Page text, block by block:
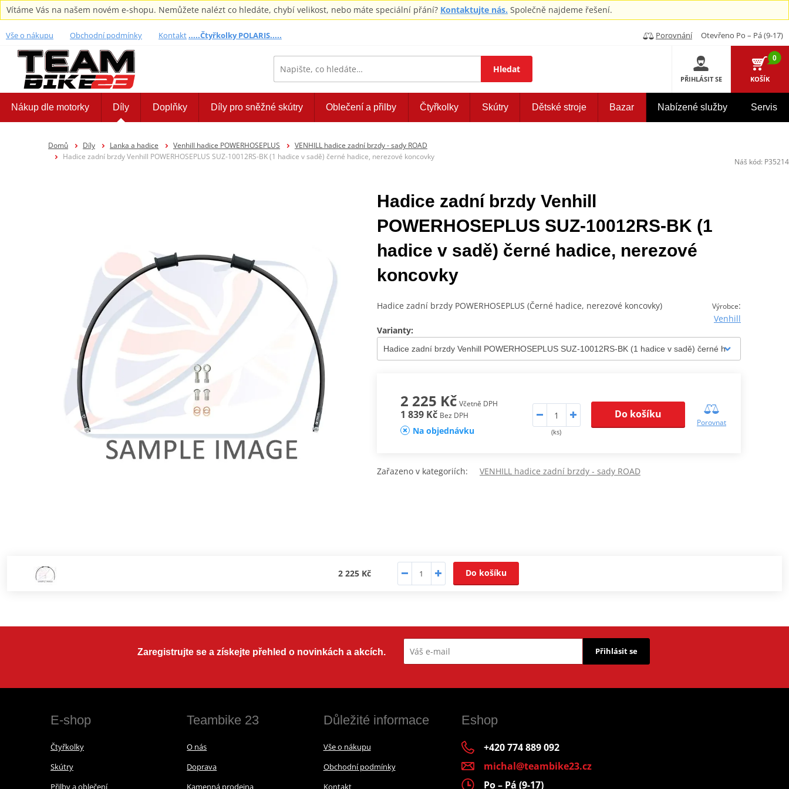
Vítáme Vás na našem novém e-shopu. Nemůžete nalézt co hledáte, chybí velikost, nebo máte speciální přání? Kontaktujte nás. Společně najdeme řešení.
Vše o nákupu Obchodní podmínky Kontakt.....Čtyřkolky POLARIS..... Porovnání Otevřeno Po – Pá (9-17)
Hledat
PŘIHLÁSIT SE
0
KOŠÍK
Nákup dle motorky Díly Doplňky Díly pro sněžné skútry Oblečení a přilby Čtyřkolky Skútry Dětské stroje Bazar Nabízené služby Servis
Domů Díly Lanka a hadice Venhill hadice POWERHOSEPLUS
VENHILL hadice zadní brzdy - sady ROAD
Hadice zadní brzdy Venhill POWERHOSEPLUS SUZ-10012RS-BK (1 hadice v sadě) černé hadice, nerezové koncovky
Hadice zadní brzdy Venhill
POWERHOSEPLUS SUZ-10012RS-BK (1
hadice v sadě) černé hadice, nerezové
koncovky
Výrobce:
Venhill
Hadice zadní brzdy POWERHOSEPLUS (Černé hadice, nerezové koncovky)
Varianty:
2 225 Kč Včetně DPH
1 839 Kč Bez DPH
Na objednávku (ks)
Do košíku
Porovnat
Zařazeno v kategoriích: VENHILL hadice zadní brzdy - sady ROAD
2 225 Kč Do košíku
Náš kód: P35214
Zaregistrujte se a získejte přehled o novinkách a akcích. Přihlásit se
E-shop
Čtyřkolky
Skútry
Přilby a oblečení
Teambike 23
O nás
Doprava
Kamenná prodejna
Důležité informace
Vše o nákupu
Obchodní podmínky
Kontakt
Eshop
+420 774 889 092
michal@teambike23.cz
Po – Pá (9-17)